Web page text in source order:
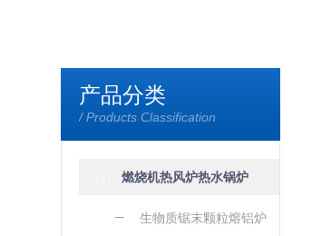
产品分类
/ Products Classification
燃烧机热风炉热水锅炉
生物质锯末颗粒熔铝炉